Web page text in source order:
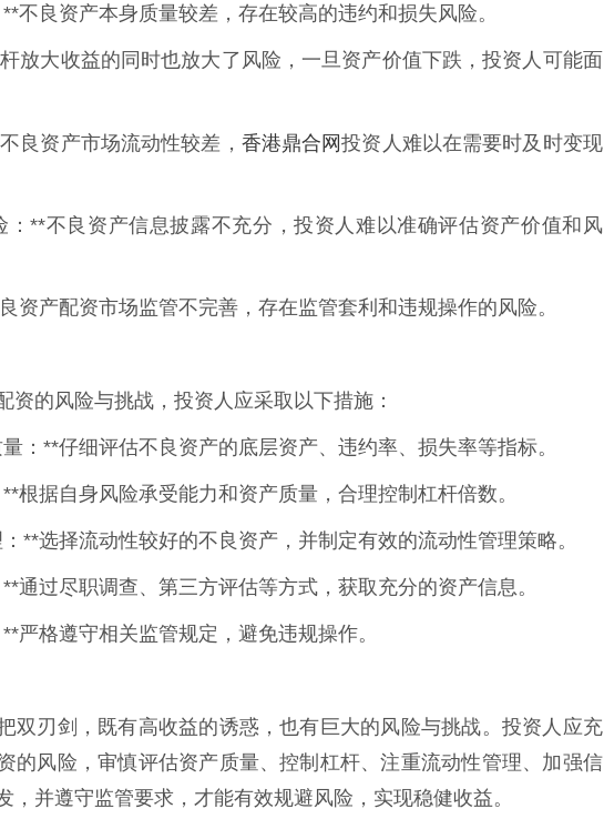
不良资产本身质量较差，存在较高的违约和损失风险。
放大收益的同时也放大了风险，一旦资产价值下跌，投资人可能面
良资产市场流动性较差， 香港鼎合网投资人难以在需要时及时变现
：**不良资产信息披露不充分，投资人难以准确评估资产价值和风
资产配资市场监管不完善，存在监管套利和违规操作的风险。
资的风险与挑战，投资人应采取以下措施：
：**仔细评估不良资产的底层资产、违约率、损失率等指标。
根据自身风险承受能力和资产质量，合理控制杠杆倍数。
**选择流动性较好的不良资产，并制定有效的流动性管理策略。
通过尽职调查、第三方评估等方式，获取充分的资产信息。
严格遵守相关监管规定，避免违规操作。
双刃剑，既有高收益的诱惑，也有巨大的风险与挑战。投资人应充
的风险，审慎评估资产质量、控制杠杆、注重流动性管理、加强信
，并遵守监管要求，才能有效规避风险，实现稳健收益。